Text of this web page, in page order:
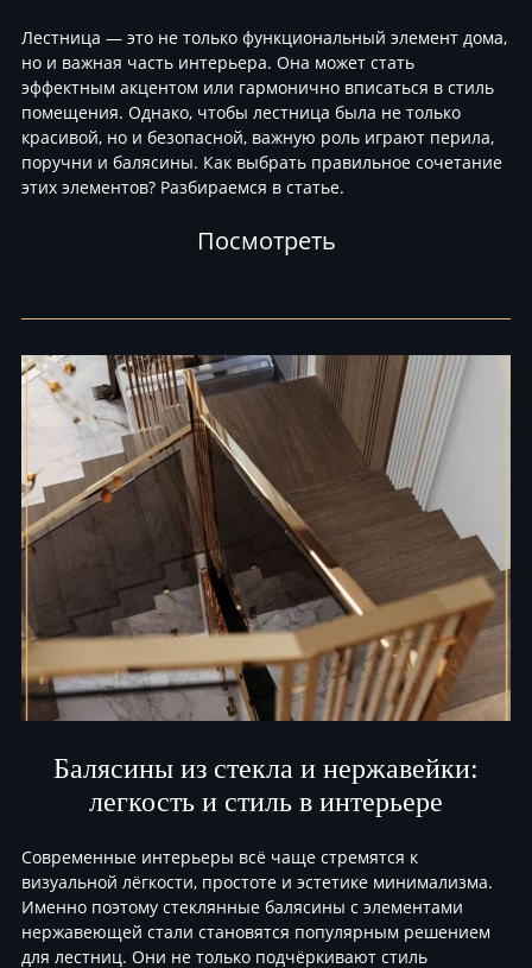
Лестница — это не только функциональный элемент дома,
но и важная часть интерьера. Она может стать
эффектным акцентом или гармонично вписаться в стиль
помещения. Однако, чтобы лестница была не только
красивой, но и безопасной, важную роль играют перила,
поручни и балясины. Как выбрать правильное сочетание
этих элементов? Разбираемся в статье.
Посмотреть
Балясины из стекла и нержавейки:
легкость и стиль в интерьере
Современные интерьеры всё чаще стремятся к
визуальной лёгкости, простоте и эстетике минимализма.
Именно поэтому стеклянные балясины с элементами
нержавеющей стали становятся популярным решением
для лестниц. Они не только подчёркивают стиль